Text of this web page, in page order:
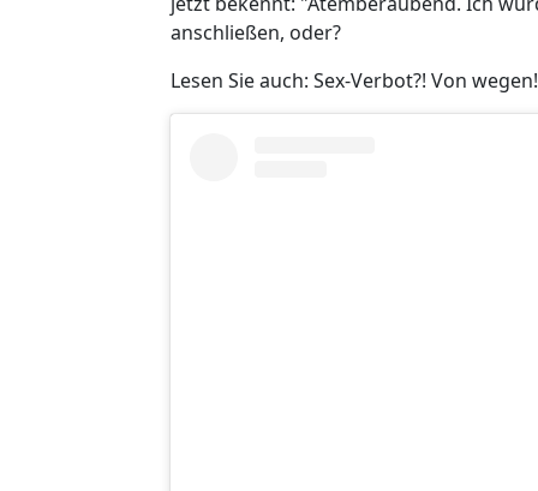
anschließen, oder?
Lesen Sie auch: Sex-Verbot?! Von